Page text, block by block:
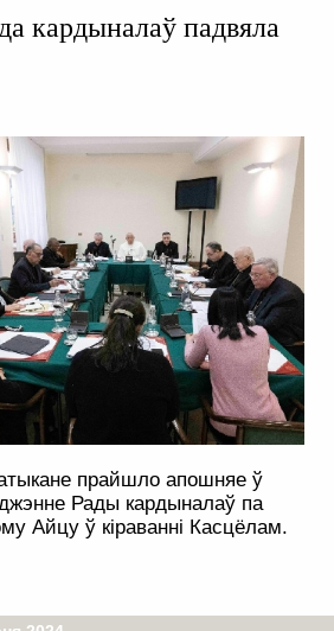
кардыналаў падвяла
прайшло апошняе ў
Рады кардыналаў па
Айцу ў кіраванні Касцёлам.